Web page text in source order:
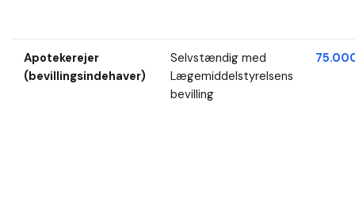
Apotekerejer
(bevillingsindehaver)
Selvstændig med
Lægemiddelstyrelsens
bevilling